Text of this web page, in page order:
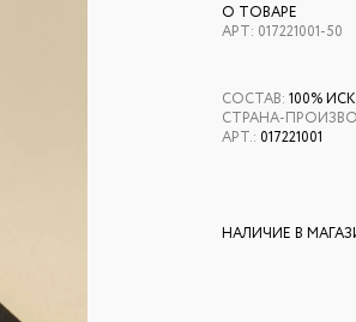
О ТОВАРЕ
АРТ: 017221001-50
СОСТАВ: 100%
СТРАНА-
АРТ.: 017221001
НАЛИЧИЕ В